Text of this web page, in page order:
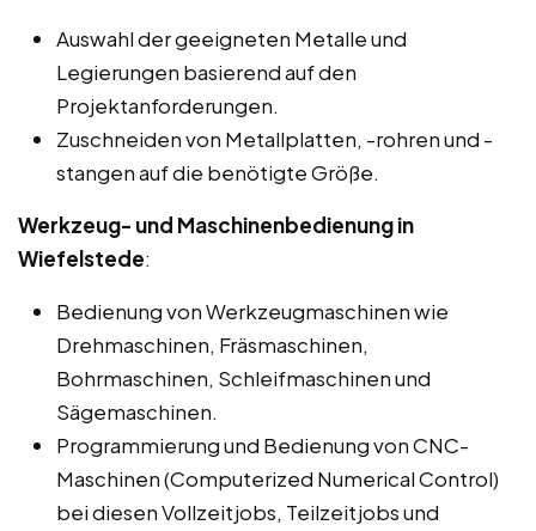
Auswahl der geeigneten Metalle und
Legierungen basierend auf den
Projektanforderungen.
Zuschneiden von Metallplatten, -rohren und -
stangen auf die benötigte Größe.
Werkzeug- und Maschinenbedienung in
Wiefelstede:
Bedienung von Werkzeugmaschinen wie
Drehmaschinen, Fräsmaschinen,
Bohrmaschinen, Schleifmaschinen und
Sägemaschinen.
Programmierung und Bedienung von CNC-
Maschinen (Computerized Numerical Control)
bei diesen Vollzeitjobs, Teilzeitjobs und